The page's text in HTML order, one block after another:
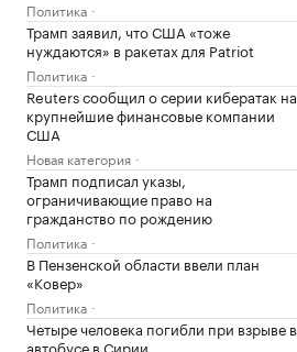
Политика
Трамп заявил, что США «тоже
нуждаются» в ракетах для Patriot
Политика
Reuters сообщил о серии кибератак на
крупнейшие финансовые компании
США
Новая категория
Трамп подписал указы,
ограничивающие право на
гражданство по рождению
Политика
В Пензенской области ввели план
«Ковер»
Политика
Четыре человека погибли при взрыве в
автобусе в Сирии